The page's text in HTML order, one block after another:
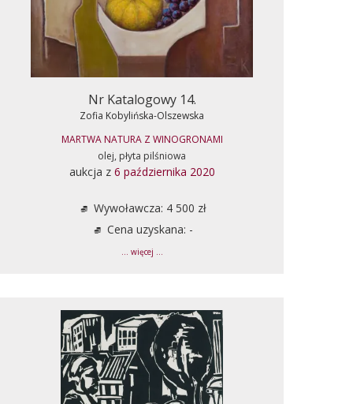
Nr Katalogowy 14.
Zofia Kobylińska-Olszewska
MARTWA NATURA Z WINOGRONAMI
olej, płyta pilśniowa
aukcja z 6 października 2020
Wywoławcza: 4 500 zł
Cena uzyskana: -
... więcej ...